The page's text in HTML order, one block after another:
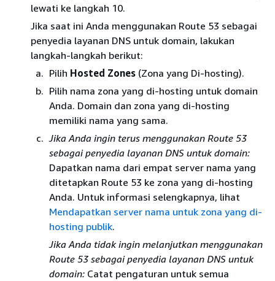
lewati ke langkah 10.
Jika saat ini Anda menggunakan Route 53 sebagai
penyedia layanan DNS untuk domain, lakukan
langkah-langkah berikut:
Pilih Hosted Zones (Zona yang Di-hosting).
Pilih nama zona yang di-hosting untuk domain
Anda. Domain dan zona yang di-hosting
memiliki nama yang sama.
Jika Anda ingin terus menggunakan Route 53
sebagai penyedia layanan DNS untuk domain:
Dapatkan nama dari empat server nama yang
ditetapkan Route 53 ke zona yang di-hosting
Anda. Untuk informasi selengkapnya, lihat
Mendapatkan server nama untuk zona yang di-
hosting publik.
Jika Anda tidak ingin melanjutkan menggunakan
Route 53 sebagai penyedia layanan DNS untuk
domain: Catat pengaturan untuk semua